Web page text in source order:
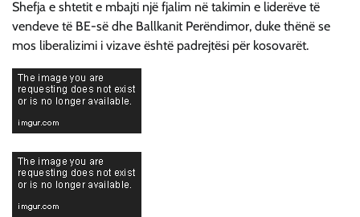
Shefja e shtetit e mbajti një fjalim në takimin e liderëve të
vendeve të BE-së dhe Ballkanit Perëndimor, duke thënë se
mos liberalizimi i vizave është padrejtësi për kosovarët.